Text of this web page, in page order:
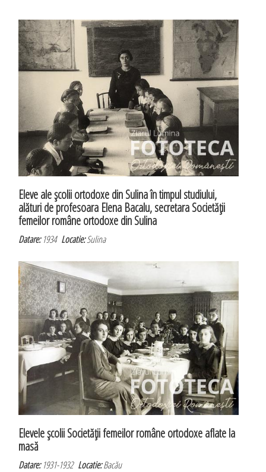
Eleve ale şcolii ortodoxe din Sulina în timpul studiului,
alături de profesoara Elena Bacalu, secretara Societăţii
femeilor române ortodoxe din Sulina
Datare:1934Locatie:Sulina
Elevele şcolii Societăţii femeilor române ortodoxe aflate la
masă
Datare:1931-1932Locatie:Bacău